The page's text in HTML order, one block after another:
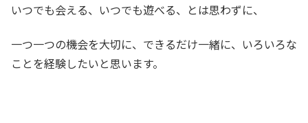
いつでも会える、いつでも遊べる、とは思わずに、
一つ一つの機会を大切に、できるだけ一緒に、いろいろな
ことを経験したいと思います。